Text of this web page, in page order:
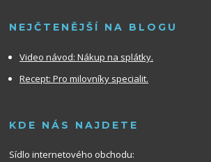
NEJČTENĚJŠÍ NA BLOGU
Video návod:Nákup na splátky.
Recept: Pro milovníky specialit.
KDE NÁS NAJDETE
Sídlo internetového obchodu: